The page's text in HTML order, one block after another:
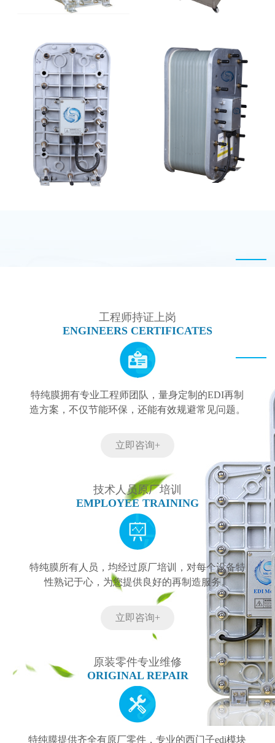
麦克尼斯EDI模块维修
全封闭EDI超纯水处理设
备
工程师持证上岗
ENGINEERS CERTIFICATES
特纯膜拥有专业工程师团队，量身定制的EDI再制
造方案，不仅节能环保，还能有效规避常见问题。
立即咨询+
技术人员原厂培训
EMPLOYEE TRAINING
特纯膜所有人员，均经过原厂培训，对每个设备特
性熟记于心，为您提供良好的再制造服务。
立即咨询+
原装零件专业维修
ORIGINAL REPAIR
特纯膜提供齐全有原厂零件，专业的西门子edi模块